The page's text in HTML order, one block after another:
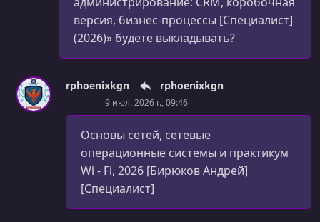
версия, бизнес-процессы [Специалист]
(2026)» будете выкладывать?
rphoenixkgn rphoenixkgn
9 июл. 2026 г., 09:46
Основы сетей, сетевые
операционные системы и практикум
Wi - Fi, 2026 [Бирюков Андрей]
[Специалист]